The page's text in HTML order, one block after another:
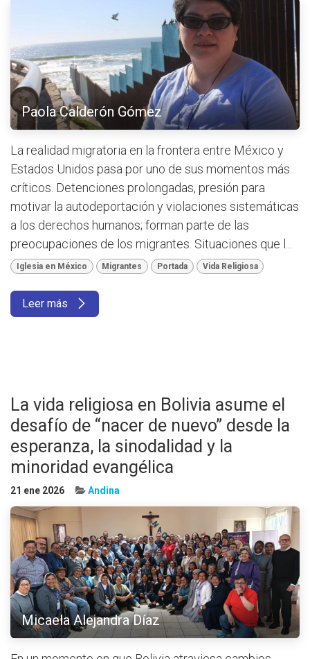
Paola Calderón Gómez
La realidad migratoria en la frontera entre México y
Estados Unidos pasa por uno de sus momentos más
críticos. Detenciones prolongadas, presión para
motivar la autodeportación y violaciones sistemáticas
a los derechos humanos; forman parte de las
preocupaciones de los migrantes. Situaciones que l...
Iglesia en México Migrantes Portada Vida Religiosa
Leer más
La vida religiosa en Bolivia asume el
desafío de “nacer de nuevo” desde la
esperanza, la sinodalidad y la
minoridad evangélica
21 ene 2026 Andina
Micaela Alejandra Díaz